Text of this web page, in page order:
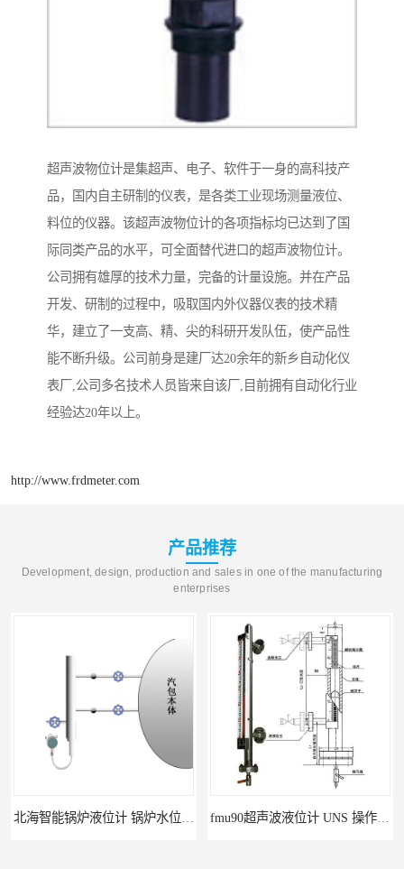
超声波物位计是集超声、电子、软件于一身的高科技产
品，国内自主研制的仪表，是各类工业现场测量液位、
料位的仪器。该超声波物位计的各项指标均已达到了国
际同类产品的水平，可全面替代进口的超声波物位计。
公司拥有雄厚的技术力量，完备的计量设施。并在产品
开发、研制的过程中，吸取国内外仪器仪表的技术精
华，建立了一支高、精、尖的科研开发队伍，使产品性
能不断升级。公司前身是建厂达20余年的新乡自动化仪
表厂,公司多名技术人员皆来自该厂,目前拥有自动化行业
经验达20年以上。
http://www.frdmeter.com
产品推荐
Development, design, production and sales in one of the manufacturing
enterprises